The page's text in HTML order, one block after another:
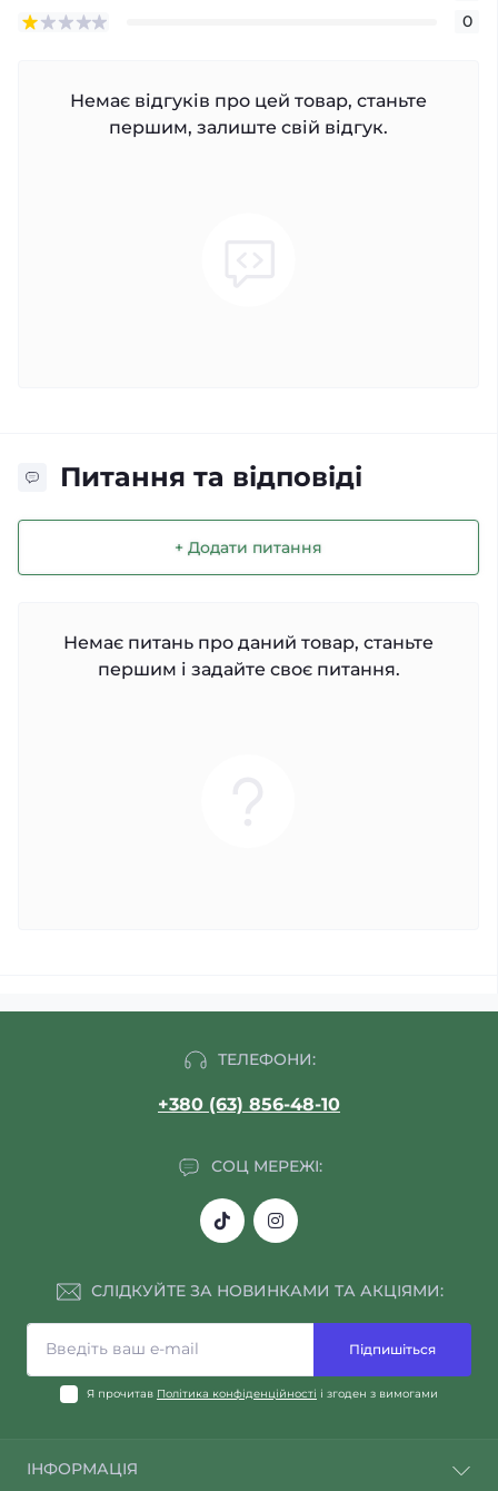
0
Немає відгуків про цей товар, станьте
першим, залиште свій відгук.
Питання та відповіді
+ Додати питання
Немає питань про даний товар, станьте
першим і задайте своє питання.
ТЕЛЕФОНИ:
+380 (63) 856-48-10
СОЦ МЕРЕЖІ:
СЛІДКУЙТЕ ЗА НОВИНКАМИ ТА АКЦІЯМИ:
Підпишіться
Я прочитав Політика конфіденційності і згоден з вимогами
ІНФОРМАЦІЯ